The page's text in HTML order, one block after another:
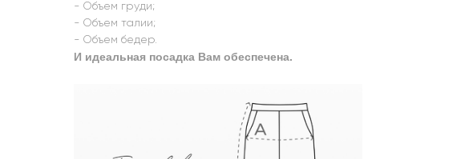
- Объем груди;
- Объем талии;
- Объем бедер.
И идеальная посадка Вам обеспечена.